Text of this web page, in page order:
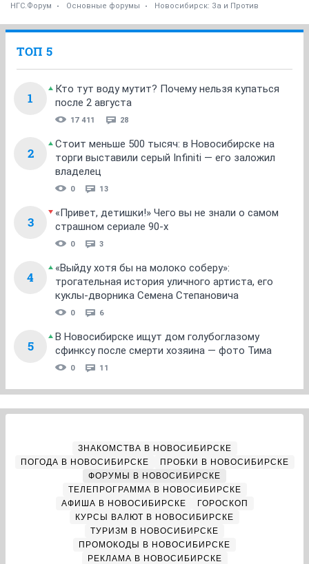
НГС.Форум Основные форумы Новосибирск: За и Против
ТОП 5
1
Кто тут воду мутит? Почему нельзя купаться
после 2 августа
17 411 28
2
Стоит меньше 500 тысяч: в Новосибирске на
торги выставили серый Infiniti — его заложил
владелец
0 13
3
«Привет, детишки!» Чего вы не знали о самом
страшном сериале 90-х
0 3
4
«Выйду хотя бы на молоко соберу»:
трогательная история уличного артиста, его
куклы-дворника Семена Степановича
0 6
5
В Новосибирске ищут дом голубоглазому
сфинксу после смерти хозяина — фото Тима
0 11
ЗНАКОМСТВА В НОВОСИБИРСКЕ
ПОГОДА В НОВОСИБИРСКЕ
ПРОБКИ В НОВОСИБИРСКЕ
ФОРУМЫ В НОВОСИБИРСКЕ
ТЕЛЕПРОГРАММА В НОВОСИБИРСКЕ
АФИША В НОВОСИБИРСКЕ
ГОРОСКОП
КУРСЫ ВАЛЮТ В НОВОСИБИРСКЕ
ТУРИЗМ В НОВОСИБИРСКЕ
ПРОМОКОДЫ В НОВОСИБИРСКЕ
РЕКЛАМА В НОВОСИБИРСКЕ